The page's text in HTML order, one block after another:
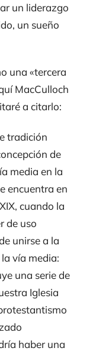
un liderazgo
un sueño
una «tercera
MacCulloch
a citarlo:
tradición
de
media en la
encuentra en
cuando la
de uso
unirse a la
vía media:
una serie de
Iglesia
haber una